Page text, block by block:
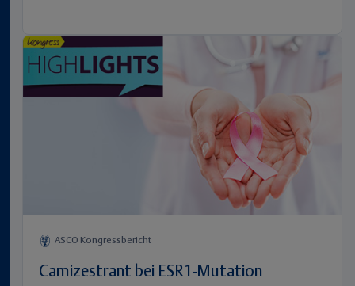
ASCO Kongressbericht
Camizestrant bei ESR1-Mutation